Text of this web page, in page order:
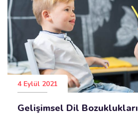
4 Eylül 2021
Gelişimsel Dil Bozuklukları